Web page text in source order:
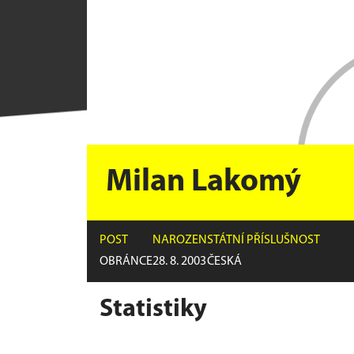
Milan Lakomý
POST
OBRÁNCE
NAROZEN
28. 8. 2003
STÁTNÍ PŘÍSLUŠNOST
ČESKÁ
Statistiky